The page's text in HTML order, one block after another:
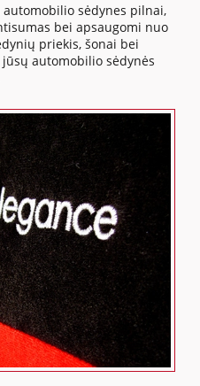
sėdynes pilnai,
bei apsaugomi nuo
priekis, šonai bei
automobilio sėdynės